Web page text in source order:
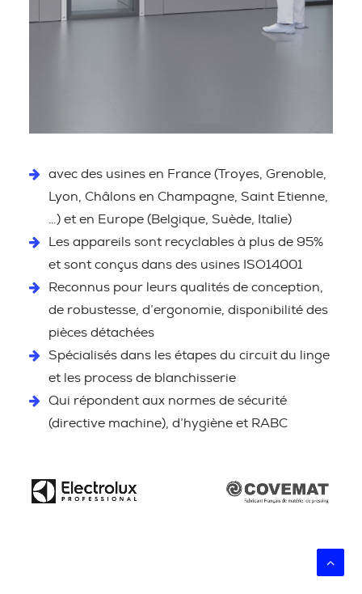
avec des usines en France (Troyes, Grenoble,
Lyon, Châlons en Champagne, Saint Etienne,
…) et en Europe (Belgique, Suède, Italie)
Les appareils sont recyclables à plus de 95%
et sont conçus dans des usines ISO14001
Reconnus pour leurs qualités de conception,
de robustesse, d’ergonomie, disponibilité des
pièces détachées
Spécialisés dans les étapes du circuit du linge
et les process de blanchisserie
Qui répondent aux normes de sécurité
(directive machine), d’hygiène et RABC